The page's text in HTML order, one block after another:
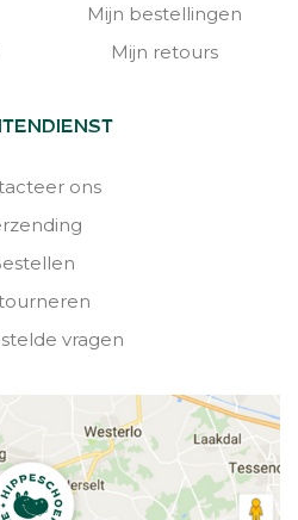
Mijn bestellingen
Mijn retours
ons
vragen